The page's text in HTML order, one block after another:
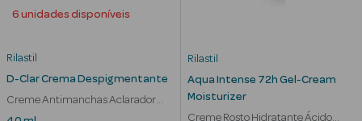
6 unidades disponíveis
Rilastil
D-Clar Crema Despigmentante
Creme Antimanchas Aclarador
Uniformizante
Rilastil
Aqua Intense 72h Gel-Cream
Moisturizer
Creme Rosto Hidratante Ácido